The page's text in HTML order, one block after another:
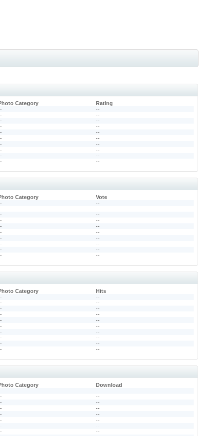
Category
Rating
--
--
--
--
--
--
--
--
--
--
Category
Vote
--
--
--
--
--
--
--
--
--
--
Category
Hits
--
--
--
--
--
--
--
--
--
--
Category
Download
--
--
--
--
--
--
--
--